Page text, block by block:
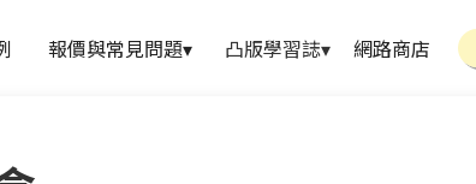
報價與常見問題▾ 凸版學習誌▾ 網路商店